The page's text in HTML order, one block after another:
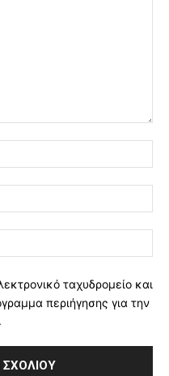
ταχυδρομείο και
περιήγησης για την